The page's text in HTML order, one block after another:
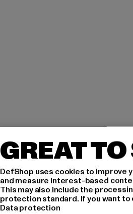
GREAT TO
DefShop uses cookies to improve
and measure interest-based
This may also include the
protection standard. If you want to
Data protection